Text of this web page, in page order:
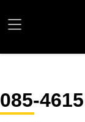
085-4615